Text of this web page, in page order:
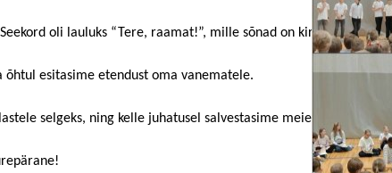
oli lauluks “Tere, raamat!”, mille sõnad on kirjutanud
esitasime etendust oma vanematele.
selgeks, ning kelle juhatusel salvestasime meie klassi